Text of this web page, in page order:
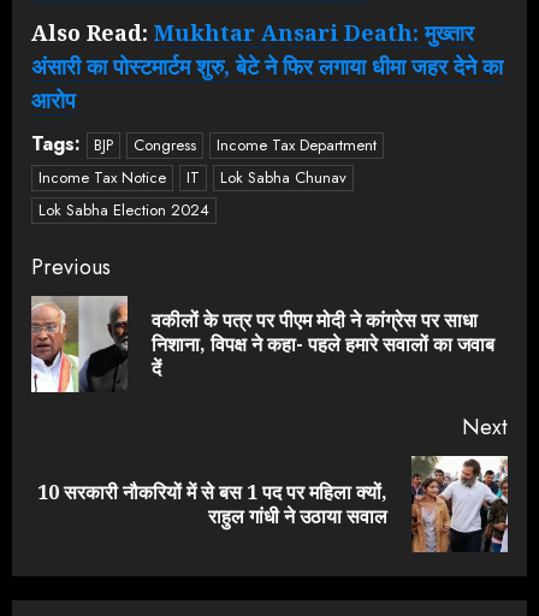
Also Read: Mukhtar Ansari Death: मुख्तार
अंसारी का पोस्टमार्टम शुरु, बेटे ने फिर लगाया धीमा जहर देने का
आरोप
Tags: BJP Congress
Income Tax Department
Income Tax Notice
IT
Lok Sabha Chunav
Lok Sabha Election 2024
Continue
Reading
Previous
वकीलों के पत्र पर पीएम मोदी ने कांग्रेस पर साधा
निशाना, विपक्ष ने कहा- पहले हमारे सवालों का जवाब
दें
Next
Next
10 सरकारी नौकरियों में से बस 1 पद पर महिला क्यों,
राहुल गांधी ने उठाया सवाल